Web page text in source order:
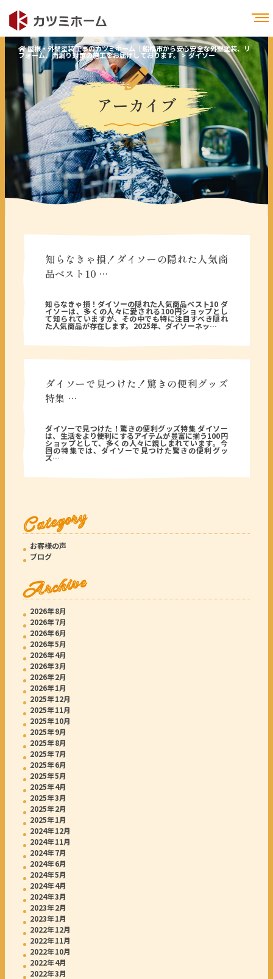
屋根・外壁塗装工事のカツミホーム｜船橋市から安心安全な外壁塗装、リ
フォーム、雨漏り対策の施工をお届けしております。>ダイソー
アーカイブ
Archive
知らなきゃ損！ダイソーの隠れた人気商
品ベスト10 …
知らなきゃ損！ダイソーの隠れた人気商品ベスト10 ダ
イソーは、多くの人々に愛される100円ショップとし
て知られていますが、その中でも特に注目すべき隠れ
た人気商品が存在します。2025年、ダイソーネッ…
ダイソーで見つけた！驚きの便利グッズ
特集 …
ダイソーで見つけた！驚きの便利グッズ特集 ダイソー
は、生活をより便利にするアイテムが豊富に揃う100円
ショップとして、多くの人々に親しまれています。今
回の特集では、ダイソーで見つけた驚きの便利グッ
ズ…
Category
お客様の声
ブログ
Archive
2026年8月
2026年7月
2026年6月
2026年5月
2026年4月
2026年3月
2026年2月
2026年1月
2025年12月
2025年11月
2025年10月
2025年9月
2025年8月
2025年7月
2025年6月
2025年5月
2025年4月
2025年3月
2025年2月
2025年1月
2024年12月
2024年11月
2024年7月
2024年6月
2024年5月
2024年4月
2024年3月
2023年2月
2023年1月
2022年12月
2022年11月
2022年10月
2022年4月
2022年3月